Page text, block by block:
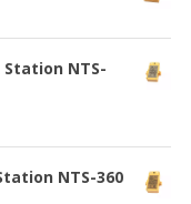
NTS-
NTS-360